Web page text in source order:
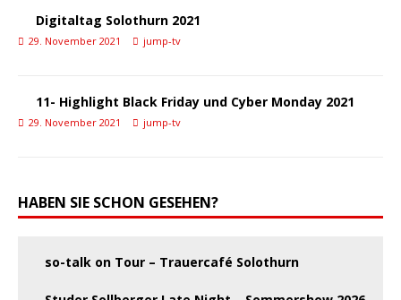
Digitaltag Solothurn 2021
29. November 2021 jump-tv
11- Highlight Black Friday und Cyber Monday 2021
29. November 2021 jump-tv
HABEN SIE SCHON GESEHEN?
so-talk on Tour – Trauercafé Solothurn